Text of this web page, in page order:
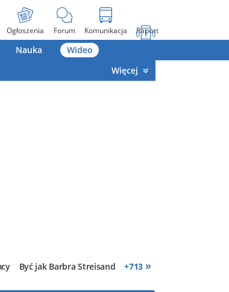
Ogłoszenia Forum Komunikacja Raport
Nauka
Wideo
Więcej
Być jak Barbra Streisand +713 »